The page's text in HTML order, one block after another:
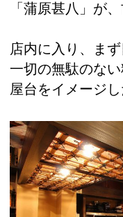
「蒲原甚八」が
店内に入り、ま
一切の無駄のな
屋台をイメージし